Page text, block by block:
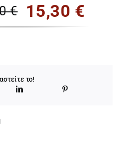
€
€.
15,30 €
€.
το!